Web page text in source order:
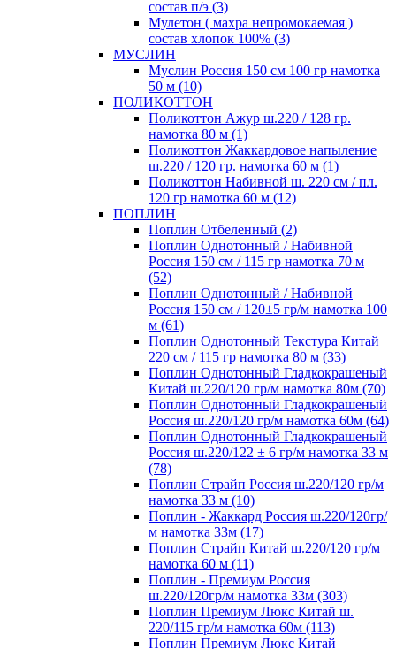
состав п/э (3)
Мулетон ( махра непромокаемая )
состав хлопок 100% (3)
МУСЛИН
Муслин Россия 150 см 100 гр намотка
50 м (10)
ПОЛИКОТТОН
Поликоттон Ажур ш.220 / 128 гр.
намотка 80 м (1)
Поликоттон Жаккардовое напыление
ш.220 / 120 гр. намотка 60 м (1)
Поликоттон Набивной ш. 220 см / пл.
120 гр намотка 60 м (12)
ПОПЛИН
Поплин Отбеленный (2)
Поплин Однотонный / Набивной
Россия 150 см / 115 гр намотка 70 м
(52)
Поплин Однотонный / Набивной
Россия 150 см / 120±5 гр/м намотка 100
м (61)
Поплин Однотонный Текстура Китай
220 см / 115 гр намотка 80 м (33)
Поплин Однотонный Гладкокрашеный
Китай ш.220/120 гр/м намотка 80м (70)
Поплин Однотонный Гладкокрашеный
Россия ш.220/120 гр/м намотка 60м (64)
Поплин Однотонный Гладкокрашеный
Россия ш.220/122 ± 6 гр/м намотка 33 м
(78)
Поплин Страйп Россия ш.220/120 гр/м
намотка 33 м (10)
Поплин - Жаккард Россия ш.220/120гр/
м намотка 33м (17)
Поплин Страйп Китай ш.220/120 гр/м
намотка 60 м (11)
Поплин - Премиум Россия
ш.220/120гр/м намотка 33м (303)
Поплин Премиум Люкс Китай ш.
220/115 гр/м намотка 60м (113)
Поплин Премиум Люкс Китай